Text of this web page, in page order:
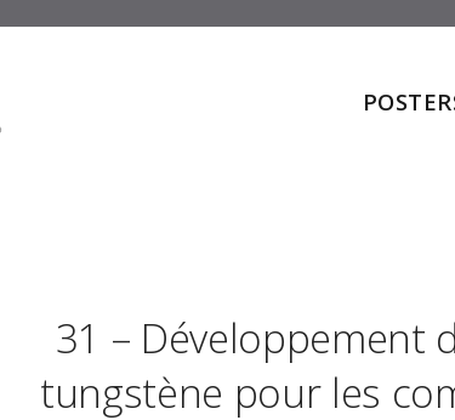
31 – Développement
tungstène pour les